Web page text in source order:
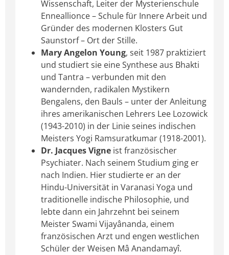
Wissenschaft, Leiter der Mysterienschule
Enneallionce – Schule für Innere Arbeit und
Gründer des modernen Klosters Gut
Saunstorf – Ort der Stille.
Mary Angelon Young, seit 1987 praktiziert
und studiert sie eine Synthese aus Bhakti
und Tantra – verbunden mit den
wandernden, radikalen Mystikern
Bengalens, den Bauls – unter der Anleitung
ihres amerikanischen Lehrers Lee Lozowick
(1943-2010) in der Linie seines indischen
Meisters Yogi Ramsuratkumar (1918-2001).
Dr. Jacques Vigne ist französischer
Psychiater. Nach seinem Studium ging er
nach Indien. Hier studierte er an der
Hindu-Universität in Varanasi Yoga und
traditionelle indische Philosophie, und
lebte dann ein Jahrzehnt bei seinem
Meister Swami Vijayânanda, einem
französischen Arzt und engen westlichen
Schüler der Weisen Mâ Anandamayî.